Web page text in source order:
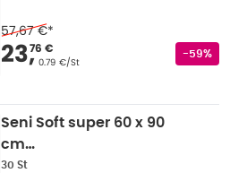
57,67 €*
Verkaufspreis
23,
76 €
Grundpreis
0.79 €/St
-59%
Seni Soft super 60 x 90
cm
Bettschutzunterlagen
30 St